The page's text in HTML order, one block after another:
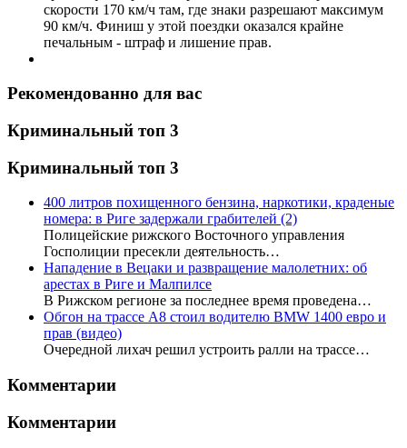
скорости 170 км/ч там, где знаки разрешают максимум
90 км/ч. Финиш у этой поездки оказался крайне
печальным - штраф и лишение прав.
Рекомендованно для вас
Криминальный топ 3
Криминальный топ 3
400 литров похищенного бензина, наркотики, краденые
номера: в Риге задержали грабителей (2)
Полицейские рижского Восточного управления
Госполиции пресекли деятельность…
Нападение в Вецаки и развращение малолетних: об
арестах в Риге и Малпилсе
В Рижском регионе за последнее время проведена…
Обгон на трассе А8 стоил водителю BMW 1400 евро и
прав (видео)
Очередной лихач решил устроить ралли на трассе…
Комментарии
Комментарии